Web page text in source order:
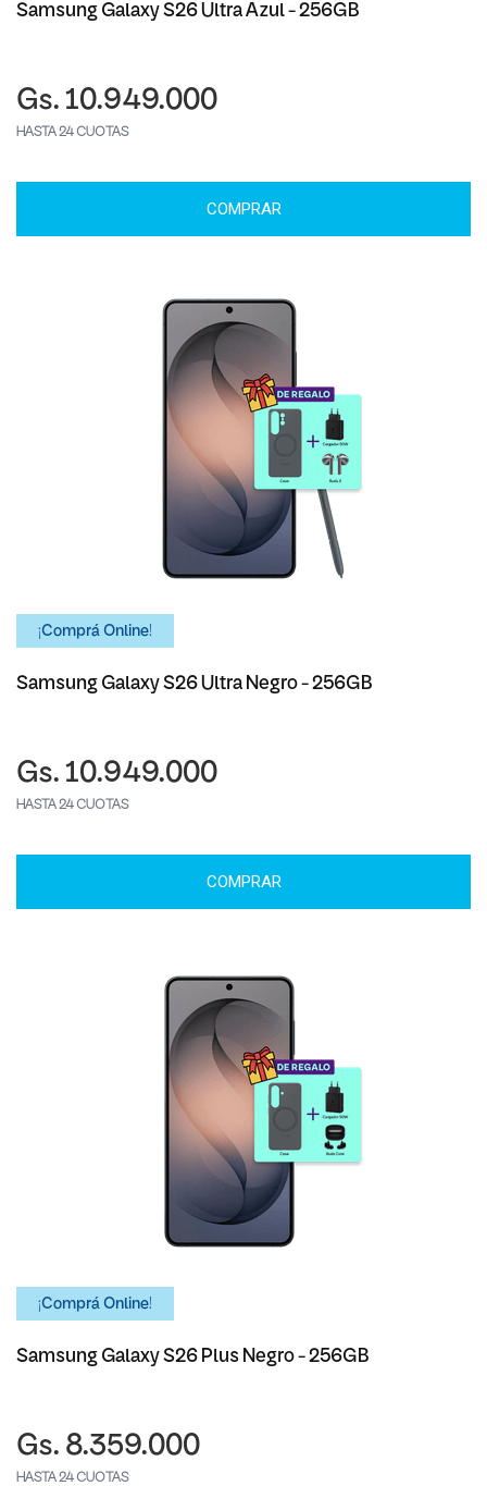
Samsung Galaxy S26 Ultra Azul - 256GB
Gs. 10.949.000
HASTA 24 CUOTAS
COMPRAR
¡Comprá Online!
Samsung Galaxy S26 Ultra Negro - 256GB
Gs. 10.949.000
HASTA 24 CUOTAS
COMPRAR
¡Comprá Online!
Samsung Galaxy S26 Plus Negro - 256GB
Gs. 8.359.000
HASTA 24 CUOTAS